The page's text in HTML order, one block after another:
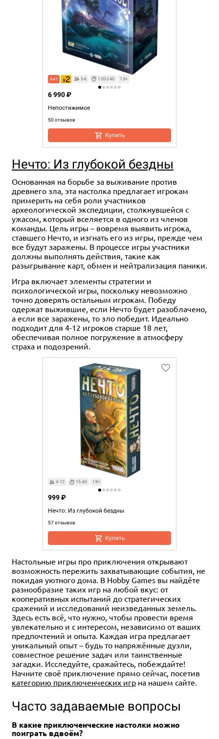
Хит 3-6 120-240 13+
Непостижимое
50 отзывов
6 990 ₽
Купить
Нечто: Из глубокой бездны
Основанная на борьбе за выживание против
древнего зла, эта настолка предлагает игрокам
примерить на себя роли участников
археологической экспедиции, столкнувшейся с
ужасом, который вселяется в одного из членов
команды. Цель игры – вовремя выявить игрока,
ставшего Нечто, и изгнать его из игры, прежде чем
все будут заражены. В процессе игры участники
должны выполнять действия, такие как
разыгрывание карт, обмен и нейтрализация паники.
Игра включает элементы стратегии и
психологической игры, поскольку невозможно
точно доверять остальным игрокам. Победу
одержат выжившие, если Нечто будет разоблачено,
а если все заражены, то зло победит. Идеально
подходит для 4-12 игроков старше 18 лет,
обеспечивая полное погружение в атмосферу
страха и подозрений.
4-12 15-60 18+
Нечто: Из глубокой бездны
57 отзывов
999 ₽
Купить
Настольные игры про приключения открывают
возможность пережить захватывающие события, не
покидая уютного дома. В Hobby Games вы найдёте
разнообразие таких игр на любой вкус: от
кооперативных испытаний до стратегических
сражений и исследований неизведанных земель.
Здесь есть всё, что нужно, чтобы провести время
увлекательно и с интересом, независимо от ваших
предпочтений и опыта. Каждая игра предлагает
уникальный опыт – будь то напряжённые дуэли,
совместное решение задач или таинственные
загадки. Исследуйте, сражайтесь, побеждайте!
Начните своё приключение прямо сейчас, посетив
категорию приключенческих игр на нашем сайте.
Часто задаваемые вопросы
В какие приключенческие настолки можно
поиграть вдвоём?